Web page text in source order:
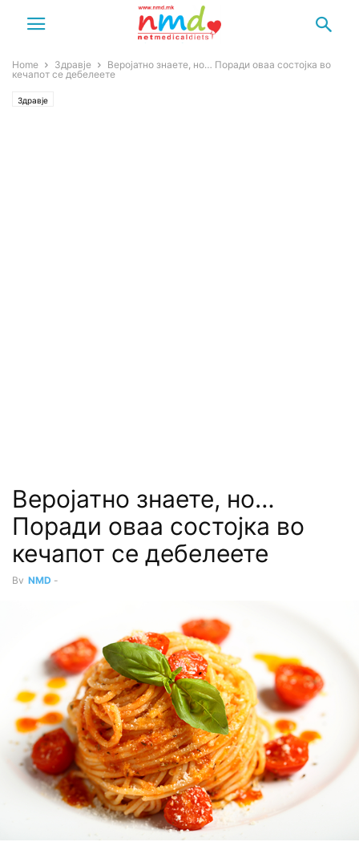
Home Здравје
Веројатно знаете, но… Поради оваа состојка во
кечапот се дебелеете
Здравје
Веројатно знаете, но…
Поради оваа состојка во
кечапот се дебелеете
By NMD -